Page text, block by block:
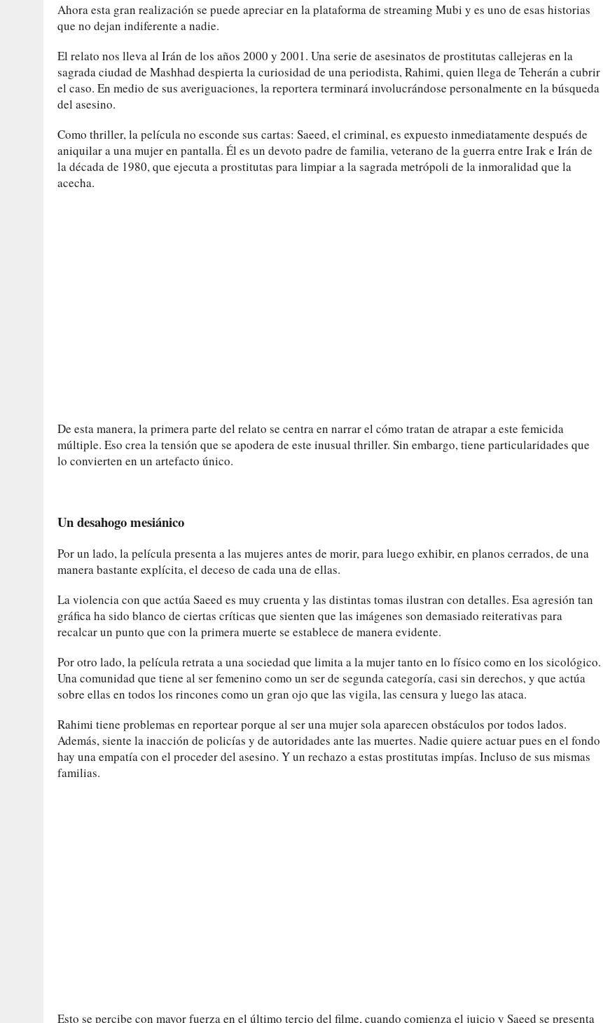
Ahora esta gran realización se puede apreciar en la plataforma de streaming Mubi y es uno de esas historias
que no dejan indiferente a nadie.
El relato nos lleva al Irán de los años 2000 y 2001. Una serie de asesinatos de prostitutas callejeras en la
sagrada ciudad de Mashhad despierta la curiosidad de una periodista, Rahimi, quien llega de Teherán a cubrir
el caso. En medio de sus averiguaciones, la reportera terminará involucrándose personalmente en la búsqueda
del asesino.
Como thriller, la película no esconde sus cartas: Saeed, el criminal, es expuesto inmediatamente después de
aniquilar a una mujer en pantalla. Él es un devoto padre de familia, veterano de la guerra entre Irak e Irán de
la década de 1980, que ejecuta a prostitutas para limpiar a la sagrada metrópoli de la inmoralidad que la
acecha.
De esta manera, la primera parte del relato se centra en narrar el cómo tratan de atrapar a este femicida
múltiple. Eso crea la tensión que se apodera de este inusual thriller. Sin embargo, tiene particularidades que
lo convierten en un artefacto único.
Un desahogo mesiánico
Por un lado, la película presenta a las mujeres antes de morir, para luego exhibir, en planos cerrados, de una
manera bastante explícita, el deceso de cada una de ellas.
La violencia con que actúa Saeed es muy cruenta y las distintas tomas ilustran con detalles. Esa agresión tan
gráfica ha sido blanco de ciertas críticas que sienten que las imágenes son demasiado reiterativas para
recalcar un punto que con la primera muerte se establece de manera evidente.
Por otro lado, la película retrata a una sociedad que limita a la mujer tanto en lo físico como en los sicológico.
Una comunidad que tiene al ser femenino como un ser de segunda categoría, casi sin derechos, y que actúa
sobre ellas en todos los rincones como un gran ojo que las vigila, las censura y luego las ataca.
Rahimi tiene problemas en reportear porque al ser una mujer sola aparecen obstáculos por todos lados.
Además, siente la inacción de policías y de autoridades ante las muertes. Nadie quiere actuar pues en el fondo
hay una empatía con el proceder del asesino. Y un rechazo a estas prostitutas impías. Incluso de sus mismas
familias.
Esto se percibe con mayor fuerza en el último tercio del filme, cuando comienza el juicio y Saeed se presenta